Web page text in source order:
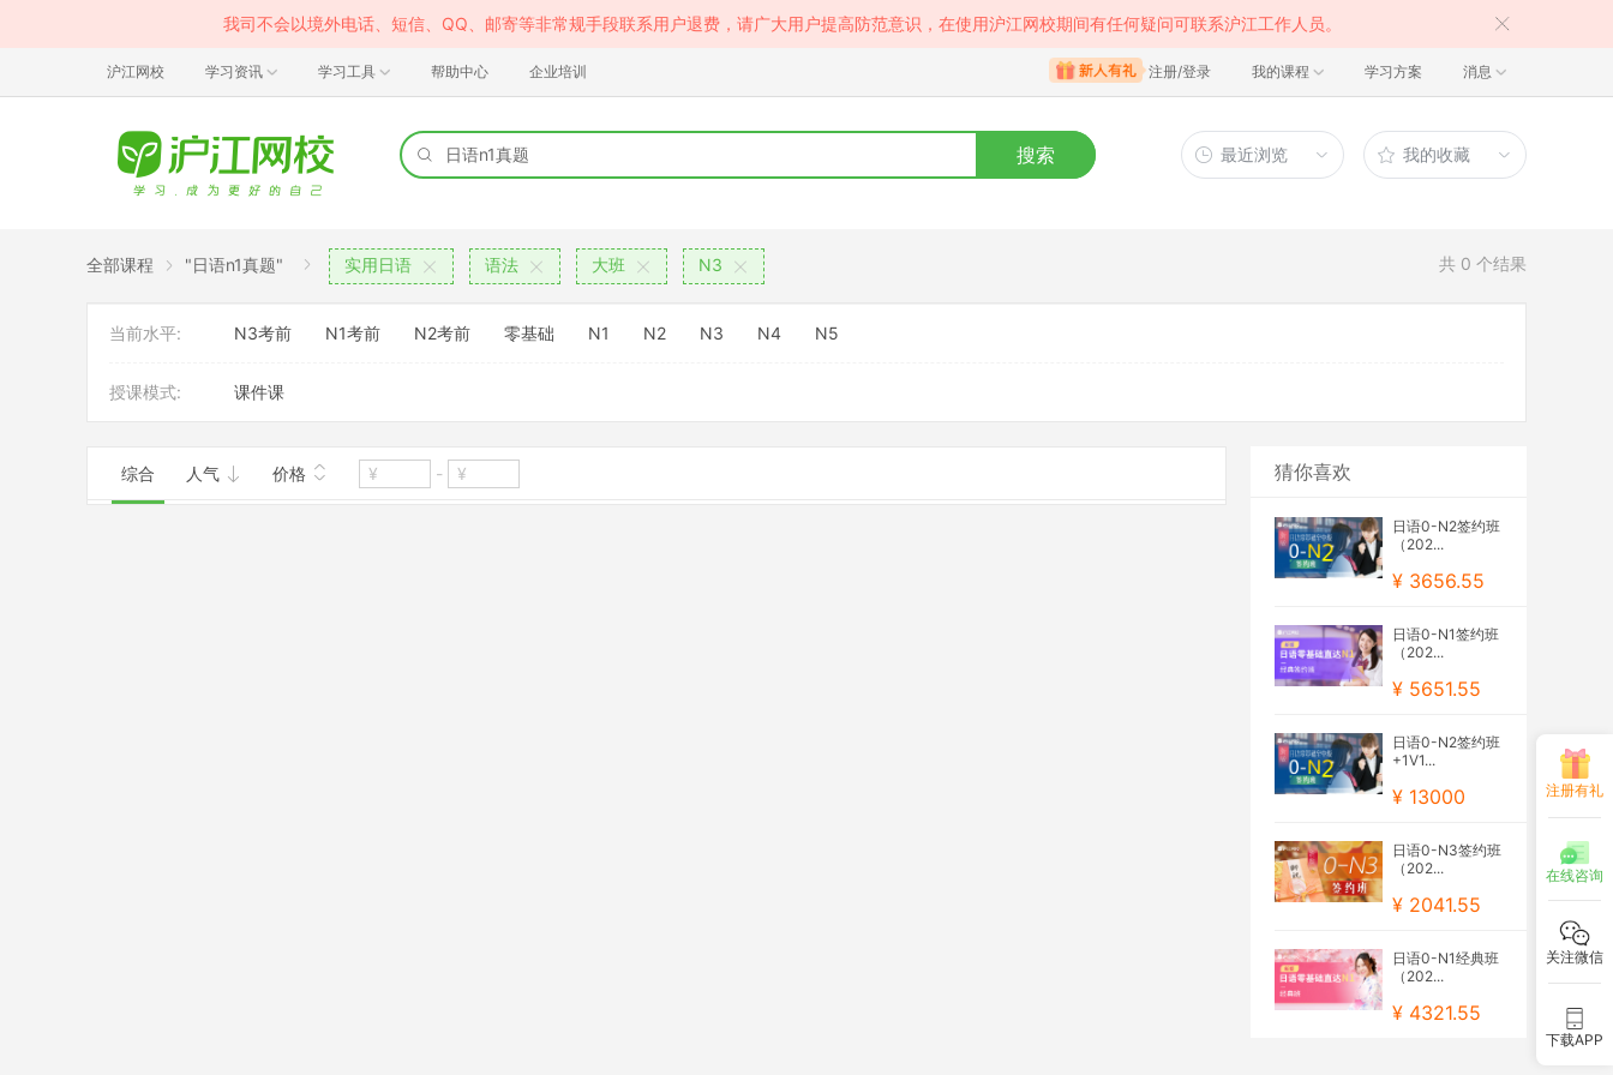
我司不会以境外电话、短信、QQ、邮寄等非常规手段联系用户退费，请广大用户提高防范意识，在使用沪江网校期间有任何疑问可联系沪江工作人员。
沪江网校 学习资讯 学习工具 帮助中心 企业培训 注册/登录 我的课程 学习方案 消息
搜索 最近浏览 我的收藏
全部课程 "日语n1真题" 实用日语 语法 大班 N3 共 0 个结果
当前水平: N3考前 N1考前 N2考前 零基础 N1 N2 N3 N4 N5
授课模式: 课件课
综合 人气 价格 - 猜你喜欢
日语0-N2签约班
（202...
¥ 3656.55
日语0-N1签约班
（202...
¥ 5651.55
日语0-N2签约班
+1V1...
¥ 13000
日语0-N3签约班
（202...
¥ 2041.55
日语0-N1经典班
（202...
¥ 4321.55
注册有礼
在线咨询
关注微信
下载APP